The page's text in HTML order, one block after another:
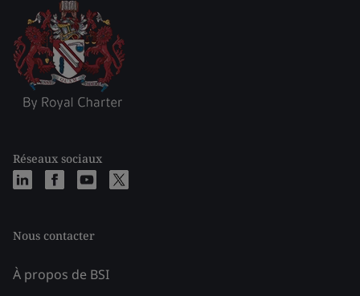
Réseaux sociaux
Nous contacter
À propos de BSI